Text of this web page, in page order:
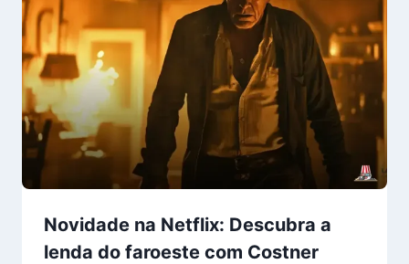
Novidade na Netflix: Descubra a
lenda do faroeste com Costner